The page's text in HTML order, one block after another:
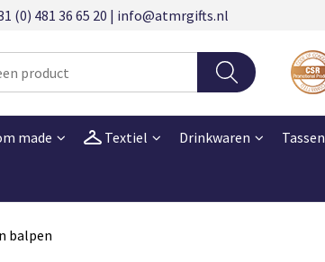
(0) 481 36 65 20 | info@atmrgifts.nl
made Textiel Drinkwaren Tassen
balpen